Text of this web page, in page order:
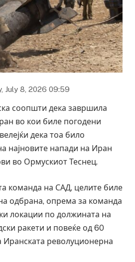
July 8, 2026 09:59
соопшти дека завршила
во кои биле погодени
дека тоа било
најновите напади на Иран
во Ормускиот Теснец.
команда на САД, целите биле
одбрана, опрема за команда
локации по должината на
ракети и повеќе од 60
револуционерна